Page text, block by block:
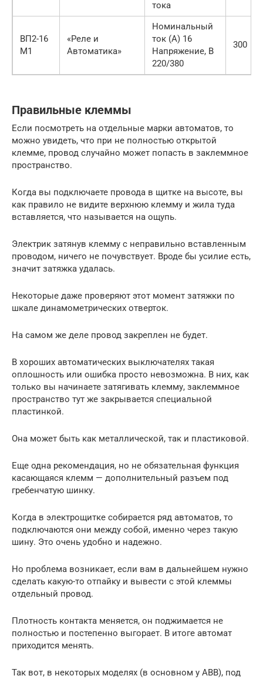
тока
ВП2-16
М1
«Реле и
Автоматика»
Номинальный
ток (А) 16
Напряжение, В
220/380
300
Правильные клеммы
Если посмотреть на отдельные марки автоматов, то
можно увидеть, что при не полностью открытой
клемме, провод случайно может попасть в заклеммное
пространство.
Когда вы подключаете провода в щитке на высоте, вы
как правило не видите верхнюю клемму и жила туда
вставляется, что называется на ощупь.
Электрик затянув клемму с неправильно вставленным
проводом, ничего не почувствует. Вроде бы усилие есть,
значит затяжка удалась.
Некоторые даже проверяют этот момент затяжки по
шкале динамометрических отверток.
На самом же деле провод закреплен не будет.
В хороших автоматических выключателях такая
оплошность или ошибка просто невозможна. В них, как
только вы начинаете затягивать клемму, заклеммное
пространство тут же закрывается специальной
пластинкой.
Она может быть как металлической, так и пластиковой.
Еще одна рекомендация, но не обязательная функция
касающаяся клемм — дополнительный разъем под
гребенчатую шинку.
Когда в электрощитке собирается ряд автоматов, то
подключаются они между собой, именно через такую
шину. Это очень удобно и надежно.
Но проблема возникает, если вам в дальнейшем нужно
сделать какую-то отпайку и вывести с этой клеммы
отдельный провод.
Плотность контакта меняется, он поджимается не
полностью и постепенно выгорает. В итоге автомат
приходится менять.
Так вот, в некоторых моделях (в основном у ABB), под